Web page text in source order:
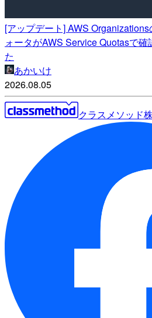
[アップデート] AWS
ォータがAWS Service Quotasで
た
あかいけ
2026.08.05
クラスメソッド